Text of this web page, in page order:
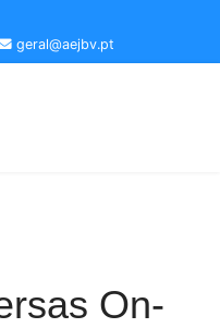
geral@aejbv.pt
On-